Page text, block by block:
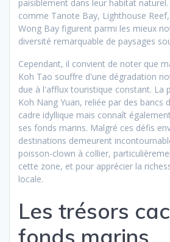
paisiblement dans leur habitat
comme Tanote Bay, Lighthouse
Wong Bay figurent parmi les mieux
diversité remarquable de paysages
Cependant, il convient de noter que
Koh Tao souffre d'une dégradation
due à l'afflux touristique constant. La
Koh Nang Yuan, reliée par des bancs
cadre idyllique mais connaît
ses fonds marins. Malgré ces défis
destinations demeurent
poisson-clown à collier,
cette zone, et pour apprécier la
locale.
Les trésors